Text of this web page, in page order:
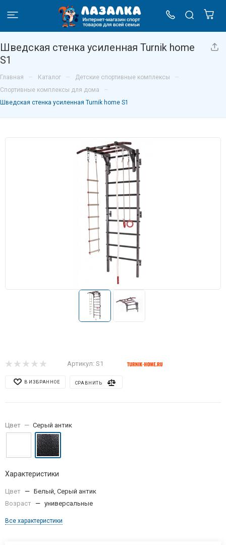
Шведская стенка усиленная Turnik home
S1
Главная – Каталог – Детские спортивные комплексы –
Спортивные комплексы для дома –
Шведская стенка усиленная Turnik home S1
Артикул: S1
В ИЗБРАННОЕ СРАВНИТЬ
Цвет — Серый антик
Характеристики
Цвет — Белый, Серый антик
Возраст — универсальные
Все характеристики